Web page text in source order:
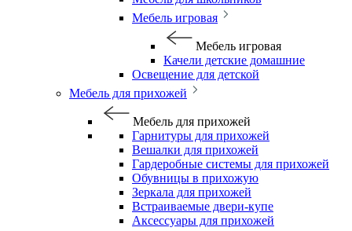
Мебель игровая
Мебель игровая
Качели детские домашние
Освещение для детской
Мебель для прихожей
Мебель для прихожей
Гарнитуры для прихожей
Вешалки для прихожей
Гардеробные системы для прихожей
Обувницы в прихожую
Зеркала для прихожей
Встраиваемые двери-купе
Аксессуары для прихожей